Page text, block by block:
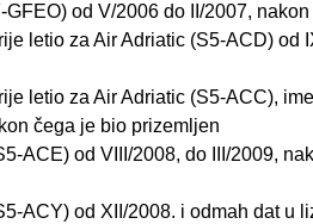
od V/2006 do II/2007,
letio za Air Adriatic (S5-ACD)
letio za Air Adriatic (S5-ACC),
čega je bio prizemljen
ACE) od VIII/2008, do III/2009,
ACY) od XII/2008. i odmah dat u